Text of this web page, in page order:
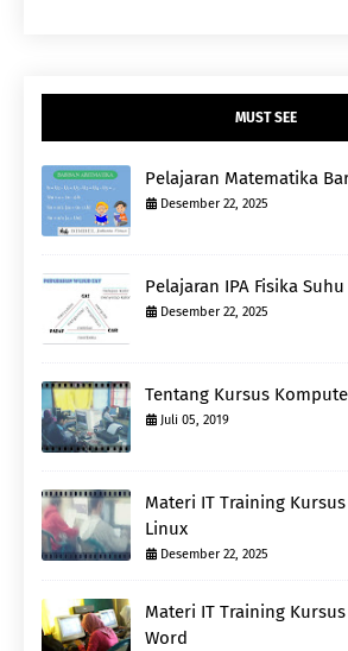
MUST SEE
Pelajaran Matematika
Desember 22, 2025
Pelajaran IPA Fisika
Desember 22, 2025
Tentang Kursus
Juli 05, 2019
Materi IT Training
Linux
Desember 22, 2025
Materi IT Training
Word